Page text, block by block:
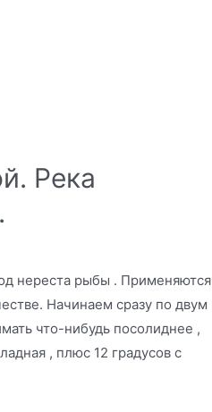
Река
нереста рыбы . Применяются
Начинаем сразу по двум
что-нибудь посолиднее ,
, плюс 12 градусов с